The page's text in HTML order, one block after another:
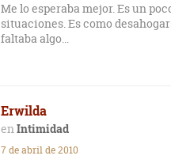
Me lo esperaba mejor. Es un
situaciones. Es como
faltaba algo...
Erwilda
Intimidad
7 de abril de 2010